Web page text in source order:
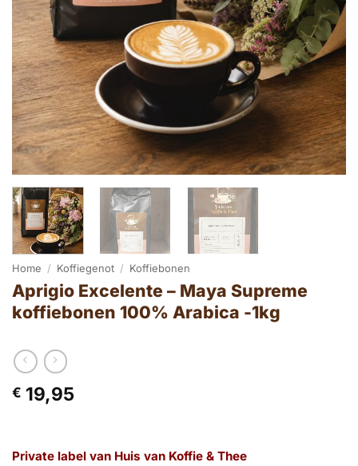
Home / Koffiegenot / Koffiebonen
Aprigio Excelente – Maya Supreme
koffiebonen 100% Arabica -1kg
€ 19,95
Private label van Huis van Koffie & Thee